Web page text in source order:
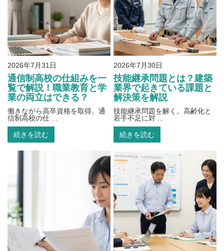
2026年7月31日
通信制高校の仕組みを一
覧で解説！職業教育と学
業の両立はできる？
働きながら高卒資格を取得。通
信制高校の仕 ...
続きを読む
2026年7月30日
技能継承問題とは？建築
業界で起きている課題と
解決策を解説
技能継承問題を解く。高齢化と
若手不足に対 ...
続きを読む